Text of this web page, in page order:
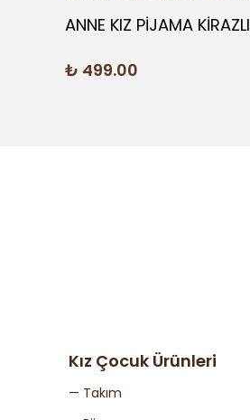
ANNE KIZ PİJAMA KİRAZLI
₺ 499.00
Kız Çocuk Ürünleri
— Takım